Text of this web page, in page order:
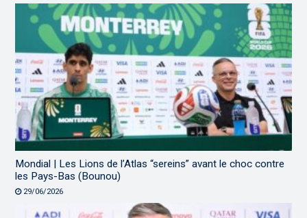
Mondial | Les Lions de l’Atlas “sereins” avant le choc contre
les Pays-Bas (Bounou)
29/06/2026